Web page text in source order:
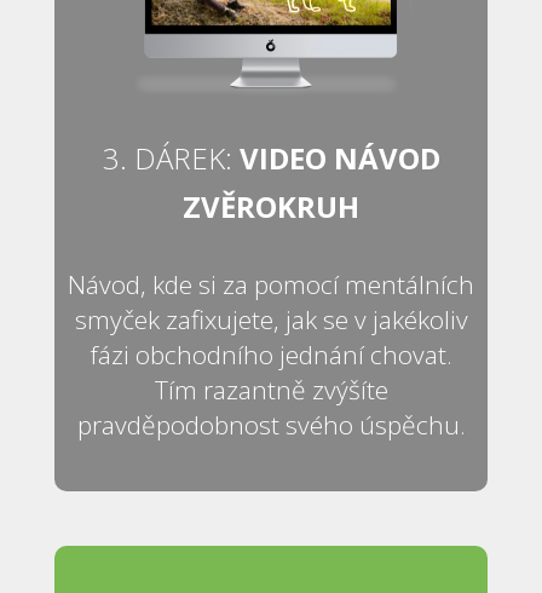
3. DÁREK: VIDEO NÁVOD
ZVĚROKRUH
Návod, kde si za pomocí mentálních
smyček zafixujete, jak se v jakékoliv
fázi obchodního jednání chovat.
Tím razantně zvýšíte
pravděpodobnost svého úspěchu.